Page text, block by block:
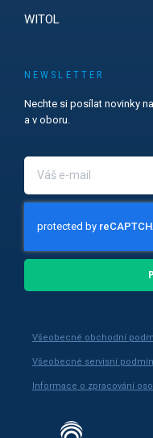
WITOL
NEWSLETTER
Nechte si posílat novinky
a v oboru.
Všeobecné obchodní
Všeobecné servisní
Informace o zpracování